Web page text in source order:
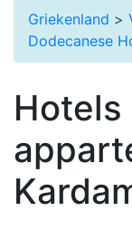
Griekenland >
Dodecanese
Hotels